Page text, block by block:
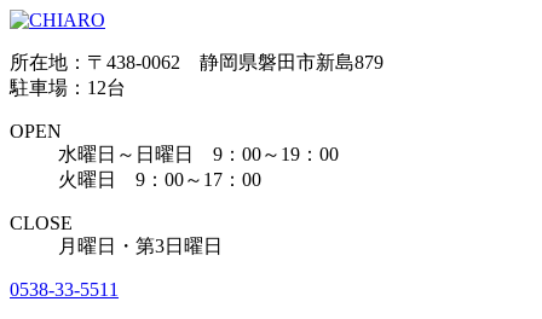
所在地：〒438-0062 静岡県磐田市新島879
駐車場：12台
OPEN
水曜日～日曜日 9：00～19：00
火曜日 9：00～17：00
CLOSE
月曜日・第3日曜日
0538-33-5511